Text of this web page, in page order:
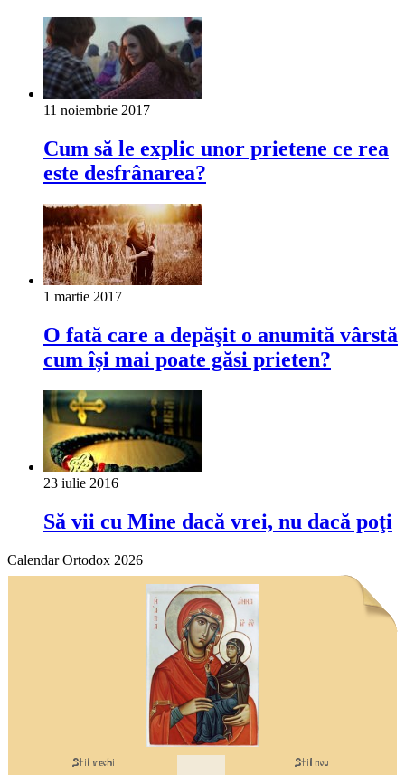
11 noiembrie 2017
Cum să le explic unor prietene ce rea
este desfrânarea?
1 martie 2017
O fată care a depăşit o anumită vârstă
cum își mai poate găsi prieten?
23 iulie 2016
Să vii cu Mine dacă vrei, nu dacă poţi
Calendar Ortodox 2026